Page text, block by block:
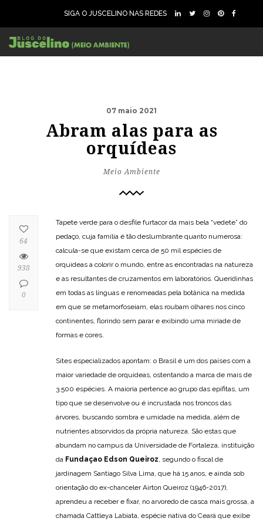
SIGA O JUSCELINO NAS REDES
07 maio 2021
Abram alas para as
orquídeas
Meio Ambiente
Tapete verde para o desfile furtacor da mais bela “vedete” do
pedaço, cuja família é tão deslumbrante quanto numerosa:
calcula-se que existam cerca de 50 mil espécies de
orquídeas a colorir o mundo, entre as encontradas na natureza
e as resultantes de cruzamentos em laboratórios. Queridinhas
em todas as línguas e renomeadas pela botânica na medida
em que se metamorfoseiam, elas roubam olhares nos cinco
continentes, florindo sem parar e exibindo uma miríade de
formas e cores.
Sites especializados apontam: o Brasil é um dos países com a
maior variedade de orquídeas, ostentando a marca de mais de
3.500 espécies. A maioria pertence ao grupo das epífitas, um
tipo que se desenvolve ou é incrustada nos troncos das
árvores, buscando sombra e umidade na medida, além de
nutrientes absorvidos da própria natureza. São estas que
abundam no campus da Universidade de Fortaleza, instituição
da Fundaçao Edson Queiroz, segundo o fiscal de
jardinagem Santiago Silva Lima, que há 15 anos, e ainda sob
orientação do ex-chanceler Airton Queiroz (1946-2017),
aprendeu a receber e fixar, no arvoredo de casca mais grossa, a
chamada Cattleya Labiata, espécie nativa do Ceará que exibe
64
938
0